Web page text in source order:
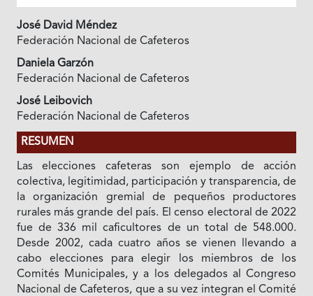
José David Méndez
Federación Nacional de Cafeteros
Daniela Garzón
Federación Nacional de Cafeteros
José Leibovich
Federación Nacional de Cafeteros
RESUMEN
Las elecciones cafeteras son ejemplo de acción
colectiva, legitimidad, participación y transparencia, de
la organización gremial de pequeños productores
rurales más grande del país. El censo electoral de 2022
fue de 336 mil caficultores de un total de 548.000.
Desde 2002, cada cuatro años se vienen llevando a
cabo elecciones para elegir los miembros de los
Comités Municipales, y a los delegados al Congreso
Nacional de Cafeteros, que a su vez integran el Comité